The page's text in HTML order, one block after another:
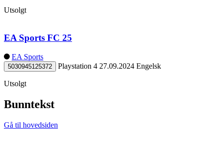
Utsolgt
EA Sports FC 25
EA Sports
5030945125372 Playstation 4 27.09.2024 Engelsk
Utsolgt
Bunntekst
Gå til hovedsiden